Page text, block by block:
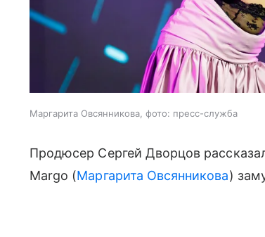
Маргарита Овсянникова, фото: пресс-служба
Продюсер Сергей Дворцов
Margo (Маргарита Овсянникова)